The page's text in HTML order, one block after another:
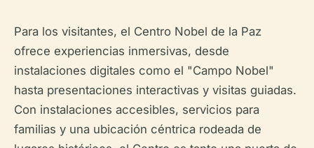
Para los visitantes, el Centro Nobel de la Paz
ofrece experiencias inmersivas, desde
instalaciones digitales como el "Campo Nobel"
hasta presentaciones interactivas y visitas guiadas.
Con instalaciones accesibles, servicios para
familias y una ubicación céntrica rodeada de